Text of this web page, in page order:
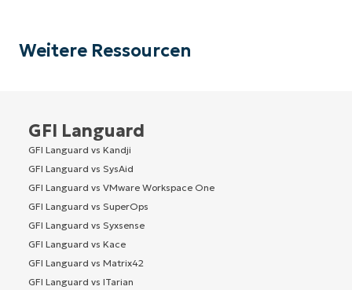
Weitere Ressourcen
GFI Languard
GFI Languard vs Kandji
GFI Languard vs SysAid
GFI Languard vs VMware Workspace One
GFI Languard vs SuperOps
GFI Languard vs Syxsense
GFI Languard vs Kace
GFI Languard vs Matrix42
GFI Languard vs ITarian